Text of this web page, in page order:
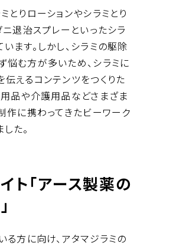
とりローションやシラミとり
ニ退治スプレーといったシラ
ます。しかし、シラミの駆除
む方が多いため、シラミに
えるコンテンツをつくりた
品や介護用品などさまざま
作に携わってきたビーワーク
た。
ト「アース製薬の
方に向け、アタマジラミの